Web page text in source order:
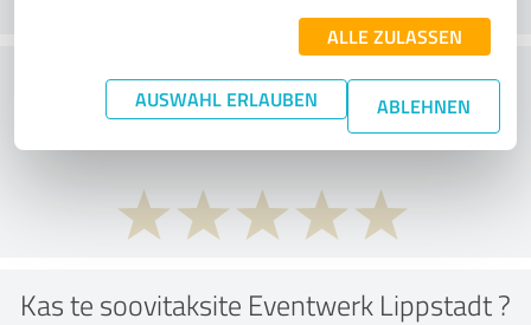
ALLE ZULASSEN
AUSWAHL ERLAUBEN ABLEHNEN
What do you think of the price to
performance ratio?
Kas te soovitaksite Eventwerk Lippstadt ?